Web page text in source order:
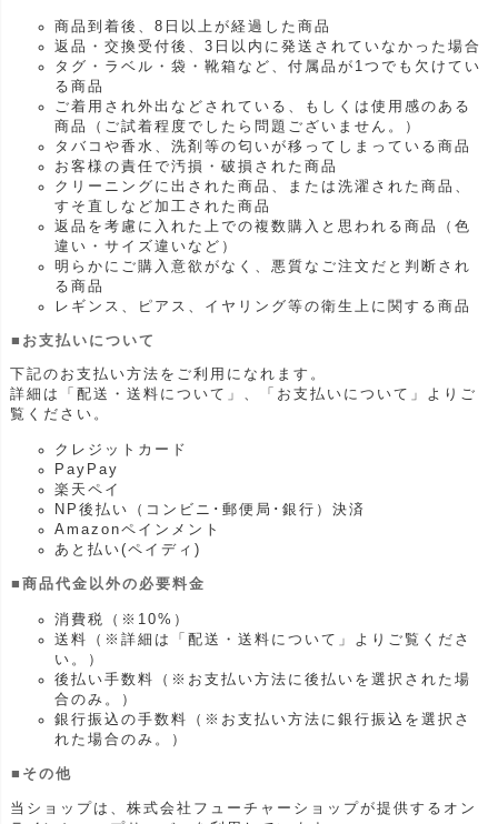
商品到着後、8日以上が経過した商品
返品・交換受付後、3日以内に発送されていなかった場合
タグ・ラベル・袋・靴箱など、付属品が1つでも欠けてい
る商品
ご着用され外出などされている、もしくは使用感のある
商品（ご試着程度でしたら問題ございません。）
タバコや香水、洗剤等の匂いが移ってしまっている商品
お客様の責任で汚損・破損された商品
クリーニングに出された商品、または洗濯された商品、
すそ直しなど加工された商品
返品を考慮に入れた上での複数購入と思われる商品（色
違い・サイズ違いなど）
明らかにご購入意欲がなく、悪質なご注文だと判断され
る商品
レギンス、ピアス、イヤリング等の衛生上に関する商品
■お支払いについて
下記のお支払い方法をご利用になれます。
詳細は「 配送・送料について 」、「 お支払いについて 」よりご
覧ください。
クレジットカード
PayPay
楽天ペイ
NP後払い（コンビニ･郵便局･銀行）決済
Amazonペインメント
あと払い(ペイディ)
■商品代金以外の必要料金
消費税（※10%）
送料（※詳細は「 配送・送料について 」よりご覧くださ
い。）
後払い手数料（※お支払い方法に後払いを選択された場
合のみ。）
銀行振込の手数料（※お支払い方法に銀行振込を選択さ
れた場合のみ。）
■その他
当ショップは、株式会社フューチャーショップが提供するオン